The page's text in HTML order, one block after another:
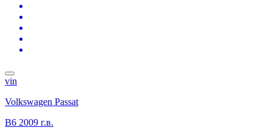
vin
Volkswagen Passat
B6 2009 г.в.